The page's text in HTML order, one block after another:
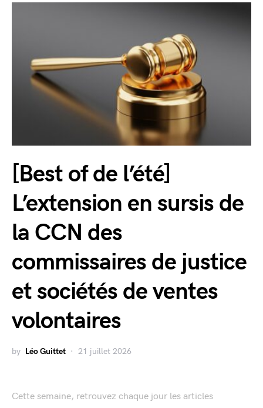
[Best of de l’été]
L’extension en sursis de
la CCN des
commissaires de justice
et sociétés de ventes
volontaires
by Léo Guittet 21 juillet 2026
Cette semaine, retrouvez chaque jour les articles